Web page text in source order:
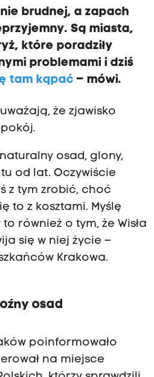
brudnej, a zapach
Są miasta,
które poradziły
problemami i dziś
tam kąpać – mówi.
że zjawisko
osad, glony,
od lat. Oczywiście
z tym zrobić, choć
to z kosztami. Myślę
również o tym, że Wisła
się w niej życie –
Krakowa.
osad
poinformowało
na miejsce